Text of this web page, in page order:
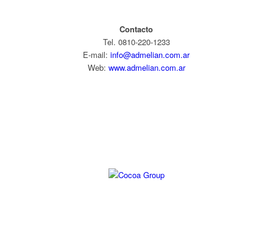
Contacto
Tel. 0810-220-1233
E-mail:info@admelian.com.ar
Web: www.admelian.com.ar